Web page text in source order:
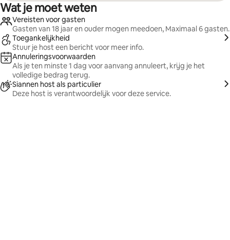
Wat je moet weten
Vereisten voor gasten
Gasten van 18 jaar en ouder mogen meedoen, Maximaal 6 gasten.
Toegankelijkheid
Stuur je host een bericht voor meer info.
Annuleringsvoorwaarden
Als je ten minste 1 dag voor aanvang annuleert, krijg je het
volledige bedrag terug.
Siannen host als particulier
Deze host is verantwoordelijk voor deze service.